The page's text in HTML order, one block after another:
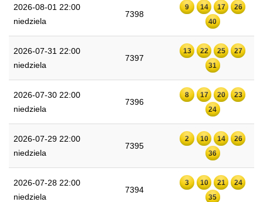
2026-08-01 22:00
niedziela
7398
9 14 17
26
40
2026-07-31 22:00
niedziela
7397
13 22 25
27
31
2026-07-30 22:00
niedziela
7396
8 17 20
23
24
2026-07-29 22:00
niedziela
7395
2 10 14
26
36
2026-07-28 22:00
niedziela
7394
3 10 21
24
35